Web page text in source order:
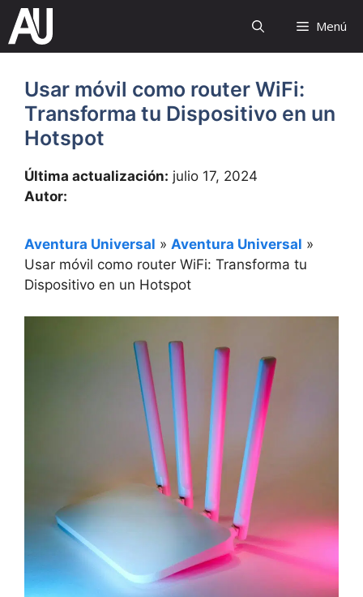
Saltar
contenido
Menú
Usar móvil como router WiFi:
Transforma tu Dispositivo en un
Hotspot
Última actualización: julio 17, 2024
Autor:
Aventura Universal » Aventura Universal »
Usar móvil como router WiFi: Transforma tu
Dispositivo en un Hotspot